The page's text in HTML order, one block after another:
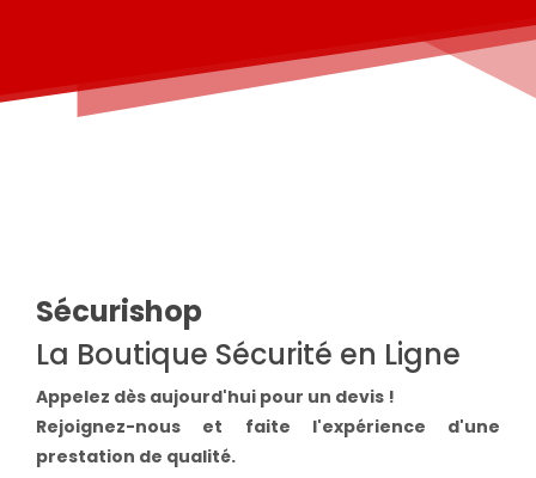
Sécurishop
La Boutique Sécurité en Ligne
Appelez dès aujourd'hui pour un devis !
Rejoignez-nous et faite l'expérience d'une
prestation de qualité.